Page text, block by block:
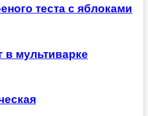
теста с яблоками
мультиварке